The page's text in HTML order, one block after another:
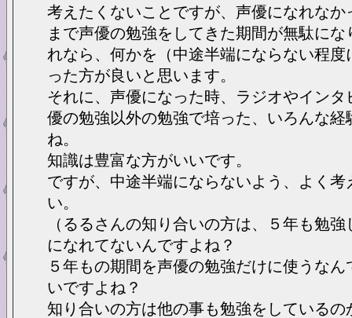
考えたくないことですが、声優になれなか
まで声優の勉強をしてきた期間が無駄にな
れなら、何かを（中途半端にならない程度
った方が良いと思います。
それに、声優になった時、ラジオやインタ
優の勉強以外の勉強で培った、いろんな経
ね。
知識は豊富な方がいいです。
ですが、中途半端にならないよう、よく考
い。
（るるさんの知り合いの方は、５年も勉
になれてないんですよね？
５年もの期間を声優の勉強だけに使うな
いですよね？
知り合いの方は他の事も勉強をしているの